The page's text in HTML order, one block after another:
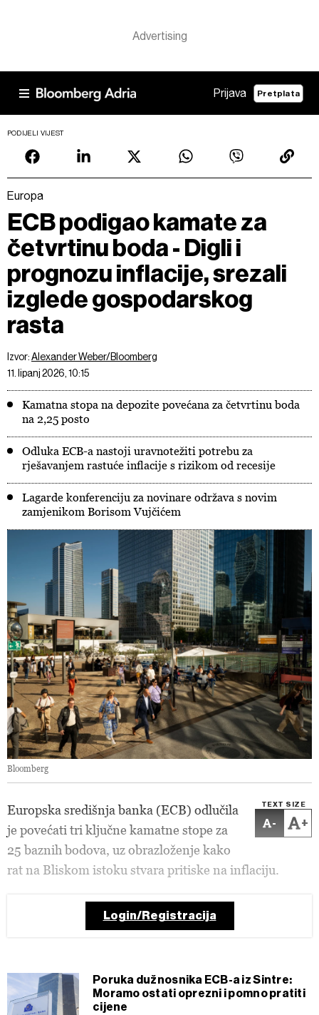
Prijava Pretplata
PODIJELI VIJEST
Europa
ECB podigao kamate za
četvrtinu boda - Digli i
prognozu inflacije, srezali
izglede gospodarskog
rasta
Izvor:Alexander Weber/Bloomberg
11. lipanj 2026, 10:15
Kamatna stopa na depozite povećana za četvrtinu boda
na 2,25 posto
Odluka ECB-a nastoji uravnotežiti potrebu za
rješavanjem rastuće inflacije s rizikom od recesije
Lagarde konferenciju za novinare održava s novim
zamjenikom Borisom Vujčićem
Bloomberg
TEXT SIZE
- +
Europska središnja banka (ECB) odlučila
je povećati tri ključne kamatne stope za
25 baznih bodova, uz obrazloženje kako
rat na Bliskom istoku stvara pritiske na inflaciju.
Login/Registracija
Poruka dužnosnika ECB-a iz Sintre:
Moramo ostati oprezni i pomno pratiti
cijene